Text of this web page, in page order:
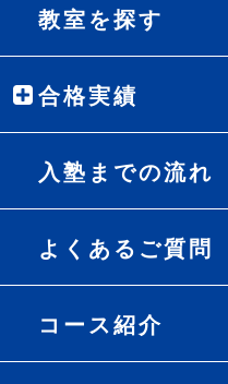
教室を探す
合格実績
入塾までの流れ
よくあるご質問
コース紹介